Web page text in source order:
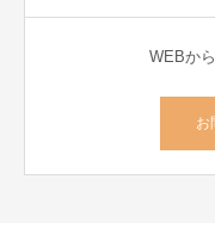
WEBか
お